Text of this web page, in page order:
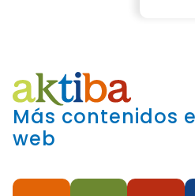
Más contenidos
web